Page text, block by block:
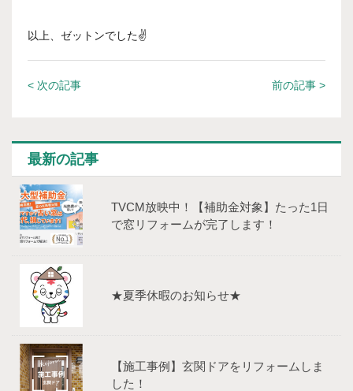
以上、ゼットンでした✌
< 次の記事 前の記事 >
最新の記事
TVCM放映中！【補助⾦対象】たった1⽇
で窓リフォームが完了します！
★夏季休暇のお知らせ★
【施工事例】玄関ドアをリフォームしま
した！